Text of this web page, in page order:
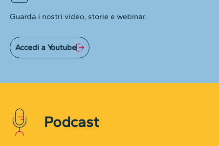
Guarda i nostri video, storie e webinar.
Accedi a Youtube
Podcast